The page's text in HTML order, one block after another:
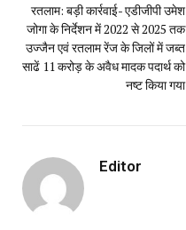
रतलाम: बड़ी कार्रवाई- एडीजीपी उमेश
जोगा के निर्देशन में 2022 से 2025 तक
उज्जैन एवं रतलाम रेंज के जिलों में जब्त
साढें 11 करोड़ के अवैध मादक पदार्थ को
नष्ट किया गया
Editor